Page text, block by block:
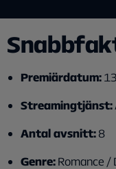
Premiärdatum:
Streamingtjänst:
Antal avsnitt:8
Genre:Romance /